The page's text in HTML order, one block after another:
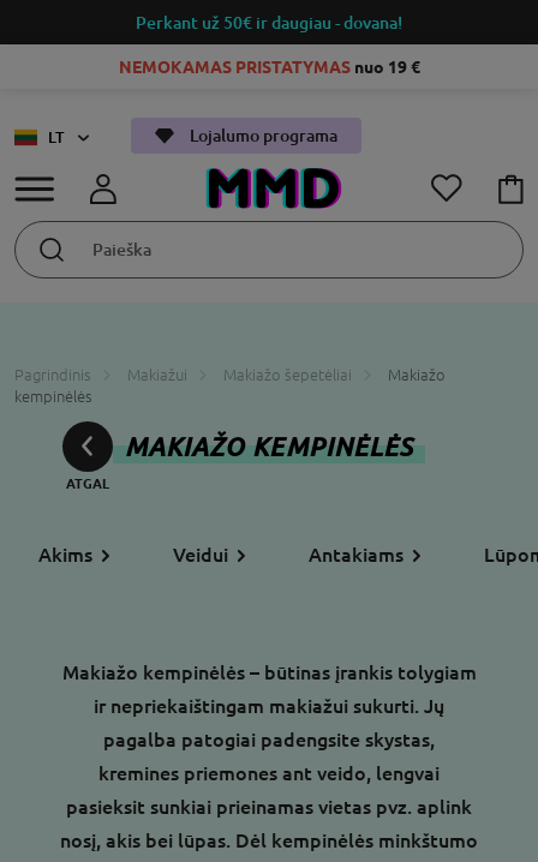
Perkant už 50€ ir daugiau - dovana!
NEMOKAMAS PRISTATYMAS nuo 19 €
Lojalumo programa
LT
Pagrindinis Makiažui Makiažo šepetėliai
Makiažo
kempinėlės
MAKIAŽO KEMPINĖLĖS
Akims Veidui Antakiams
Makiažo kempinėlės – būtinas įrankis tolygiam
ir nepriekaištingam makiažui sukurti. Jų
pagalba patogiai padengsite skystas,
kremines priemones ant veido, lengvai
pasieksit sunkiai prieinamas vietas pvz. aplink
nosį, akis bei lūpas. Dėl kempinėlės minkštumo